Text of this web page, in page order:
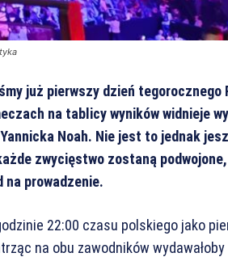
już pierwszy dzień tegorocznego
na tablicy wyników widnieje
Noah. Nie jest to jednak
zwycięstwo zostaną
na prowadzenie.
22:00 czasu polskiego jako
na obu zawodników